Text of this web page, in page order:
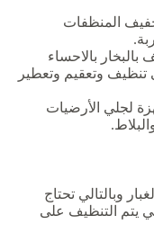
المنظفات
بالاحساء
تنظيف وتعقيم وتعطير
لجلي الأرضيات
وبالتالي تحتاج
يتم التنظيف على